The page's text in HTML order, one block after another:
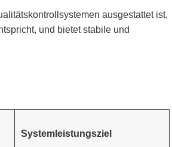
ausgestattet ist,
und bietet stabile und
Systemleistungsziel